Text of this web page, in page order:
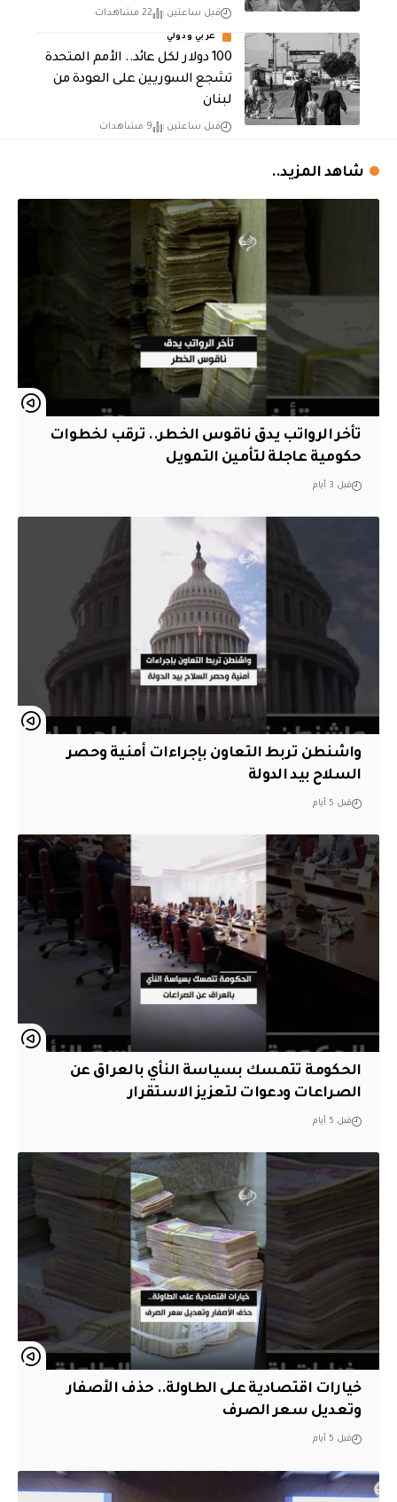
قبل ساعتين 22 مشاهدات
عربي ودولي
100 دولار لكل عائد.. الأمم المتحدة
تشجع السوريين على العودة من
لبنان
قبل ساعتين 9 مشاهدات
شاهد المزيد..
تأخر الرواتب يدق ناقوس الخطر.. ترقب لخطوات
حكومية عاجلة لتأمين التمويل
قبل 3 أيام
واشنطن تربط التعاون بإجراءات أمنية وحصر
السلاح بيد الدولة
قبل 5 أيام
الحكومة تتمسك بسياسة النأي بالعراق عن
الصراعات ودعوات لتعزيز الاستقرار
قبل 5 أيام
خيارات اقتصادية على الطاولة.. حذف الأصفار
وتعديل سعر الصرف
قبل 5 أيام